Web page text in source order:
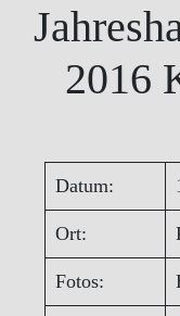
2016
Datum:
Ort:
Fotos: